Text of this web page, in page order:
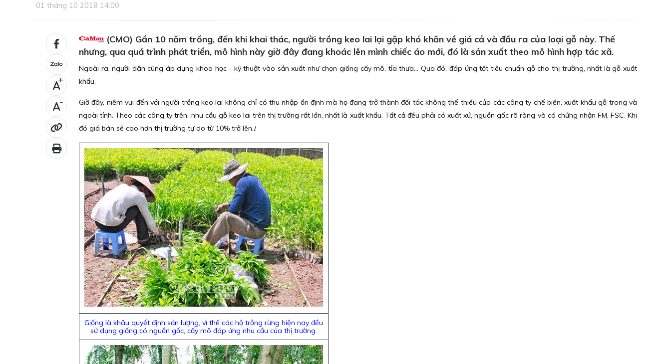
01 tháng 10 2018 14:00
+
-
(CMO) Gần 10 năm trồng, đến khi khai thác, người trồng keo lai lại gặp khó khăn về giá cả và đầu ra của loại gỗ này. Thế
nhưng, qua quá trình phát triển, mô hình này giờ đây đang khoác lên mình chiếc áo mới, đó là sản xuất theo mô hình hợp tác xã.
Ngoài ra, người dân cũng áp dụng khoa học - kỹ thuật vào sản xuất như chọn giống cấy mô, tỉa thưa... Qua đó, đáp ứng tốt tiêu chuẩn gỗ cho thị trường, nhất là gỗ xuất
khẩu.
Giờ đây, niềm vui đến với người trồng keo lai không chỉ có thu nhập ổn định mà họ đang trở thành đối tác không thể thiếu của các công ty chế biến, xuất khẩu gỗ trong và
ngoài tỉnh. Theo các công ty trên, nhu cầu gỗ keo lai trên thị trường rất lớn, nhất là xuất khẩu. Tất cả đều phải có xuất xứ, nguồn gốc rõ ràng và có chứng nhận FM, FSC. Khi
đó giá bán sẽ cao hơn thị trường tự do từ 10% trở lên./.
Giống là khâu quyết định sản lượng, vì thế các hộ trồng rừng hiện nay đều
sử dụng giống có nguồn gốc, cấy mô đáp ứng nhu cầu của thị trường.